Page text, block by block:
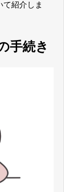
紹介しま
手続き